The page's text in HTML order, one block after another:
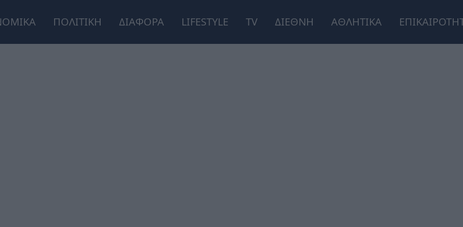
ΠΟΛΙΤΙΚΗ ΔΙΑΦΟΡΑ LIFESTYLE TV ΔΙΕΘΝΗ ΑΘΛΗΤΙΚΑ